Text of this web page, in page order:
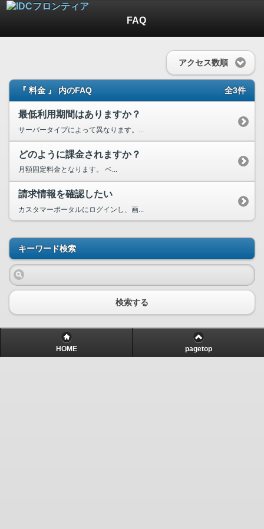
FAQ
アクセス数順
『 料金 』 内のFAQ 全3件
最低利用期間はありますか？
サーバータイプによって異なります。...
どのように課金されますか？
月額固定料金となります。 ベ...
請求情報を確認したい
カスタマーポータルにログインし、画...
キーワード検索
検索する
HOME pagetop